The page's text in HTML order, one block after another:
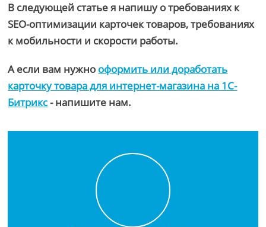
В следующей статье я напишу о требованиях к
SEO-оптимизации карточек товаров, требованиях
к мобильности и скорости работы.
А если вам нужно оформить или доработать
карточку товара для интернет-магазина на 1С-
Битрикс- напишите нам.